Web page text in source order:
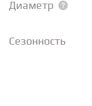
Диаметр
Сезонность